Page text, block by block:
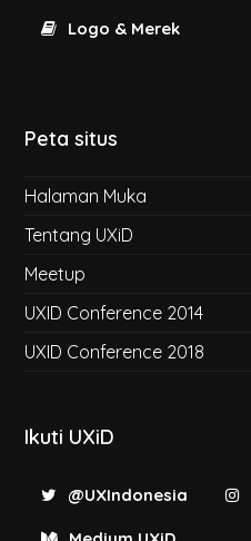
Logo & Merek
Peta situs
Halaman Muka
Tentang UXiD
Meetup
UXID Conference 2014
UXID Conference 2018
Ikuti UXiD
@UXIndonesia